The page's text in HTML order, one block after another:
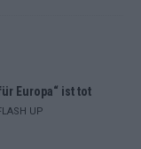
Europa“ ist tot
UP